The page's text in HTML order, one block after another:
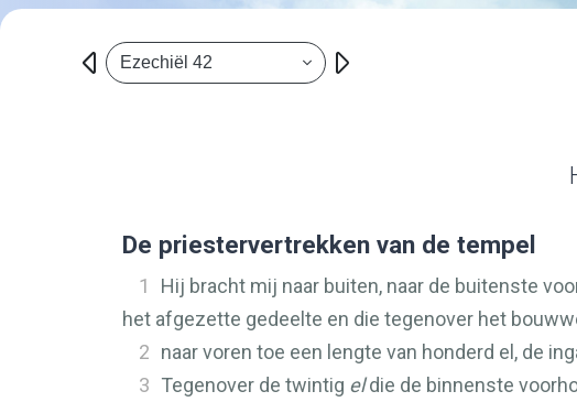
Ezechiël 42
De priestervertrekken van de tempel
1
Hij bracht mij naar buiten, naar de buitenste
het afgezette gedeelte en die tegenover het
2 naar voren toe een lengte van honderd el, de
3 Tegenover de twintig eldie de binnenste